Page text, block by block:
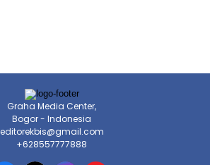
Graha Media Center,
Bogor - Indonesia
editorekbis@gmail.com
+628557777888